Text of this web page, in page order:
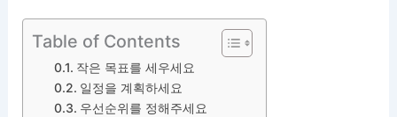
Table of Contents
작은 목표를 세우세요
일정을 계획하세요
우선순위를 정해주세요